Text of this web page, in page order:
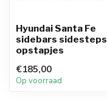
Hyundai Santa Fe
sidebars sidesteps
opstapjes
€185,00
Op voorraad